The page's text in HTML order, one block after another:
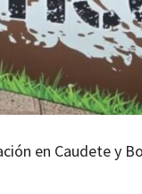
en Caudete y